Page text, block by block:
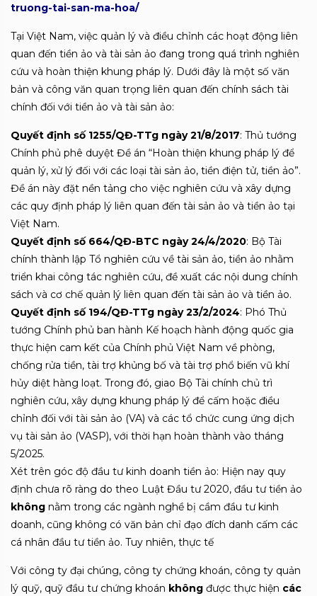
truong-tai-san-ma-hoa/
Tại Việt Nam, việc quản lý và điều chỉnh các hoạt động liên
quan đến tiền ảo và tài sản ảo đang trong quá trình nghiên
cứu và hoàn thiện khung pháp lý. Dưới đây là một số văn
bản và công văn quan trọng liên quan đến chính sách tài
chính đối với tiền ảo và tài sản ảo:
Quyết định số 1255/QĐ-TTg ngày 21/8/2017: Thủ tướng
Chính phủ phê duyệt Đề án “Hoàn thiện khung pháp lý để
quản lý, xử lý đối với các loại tài sản ảo, tiền điện tử, tiền ảo”.
Đề án này đặt nền tảng cho việc nghiên cứu và xây dựng
các quy định pháp lý liên quan đến tài sản ảo và tiền ảo tại
Việt Nam.
Quyết định số 664/QĐ-BTC ngày 24/4/2020: Bộ Tài
chính thành lập Tổ nghiên cứu về tài sản ảo, tiền ảo nhằm
triển khai công tác nghiên cứu, đề xuất các nội dung chính
sách và cơ chế quản lý liên quan đến tài sản ảo và tiền ảo.
Quyết định số 194/QĐ-TTg ngày 23/2/2024: Phó Thủ
tướng Chính phủ ban hành Kế hoạch hành động quốc gia
thực hiện cam kết của Chính phủ Việt Nam về phòng,
chống rửa tiền, tài trợ khủng bố và tài trợ phổ biến vũ khí
hủy diệt hàng loạt. Trong đó, giao Bộ Tài chính chủ trì
nghiên cứu, xây dựng khung pháp lý để cấm hoặc điều
chỉnh đối với tài sản ảo (VA) và các tổ chức cung ứng dịch
vụ tài sản ảo (VASP), với thời hạn hoàn thành vào tháng
5/2025.
Xét trên góc độ đầu tư kinh doanh tiền ảo: Hiện nay quy
định chưa rõ ràng do theo Luật Đầu tư 2020, đầu tư tiền ảo
không nằm trong các ngành nghề bị cầm đầu tư kinh
doanh, cũng không có văn bản chỉ đạo đích danh cấm các
cá nhân đầu tư tiền ảo. Tuy nhiên, thực tế
Với công ty đại chúng, công ty chứng khoán, công ty quản
lý quỹ, quỹ đầu tư chứng khoán không được thực hiện các